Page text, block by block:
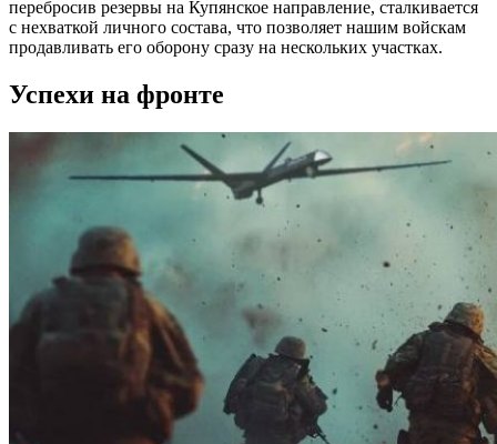
перебросив резервы на Купянское направление, сталкивается
с нехваткой личного состава, что позволяет нашим войскам
продавливать его оборону сразу на нескольких участках.
Успехи на фронте